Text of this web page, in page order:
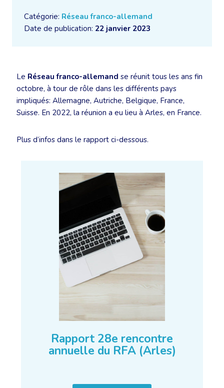
Catégorie: Réseau franco-allemand
Date de publication: 22 janvier 2023
Le Réseau franco-allemand se réunit tous les ans fin
octobre, à tour de rôle dans les différents pays
impliqués: Allemagne, Autriche, Belgique, France,
Suisse. En 2022, la réunion a eu lieu à Arles, en France.
Plus d’infos dans le rapport ci-dessous.
Rapport 28e rencontre
annuelle du RFA (Arles)